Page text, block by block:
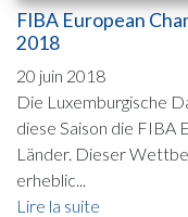
FIBA European
2018
20 juin 2018
Die Luxemburgische
diese Saison die FIBA
Länder. Dieser
erheblic...
Lire la suite